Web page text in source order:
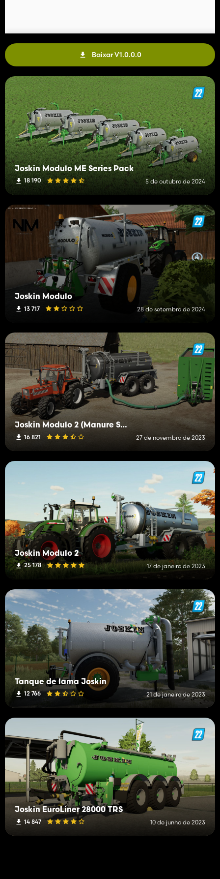
Baixar V1.0.0.0
Joskin Modulo ME Series Pack
18 190 5 de outubro de 2024
Joskin Modulo
13 717 28 de setembro de 2024
Joskin Modulo 2 (Manure System)
16 821 27 de novembro de 2023
Joskin Modulo 2
25 178 17 de janeiro de 2023
Tanque de lama Joskin
12 766 21 de janeiro de 2023
Joskin EuroLiner 28000 TRS
14 847 10 de junho de 2023